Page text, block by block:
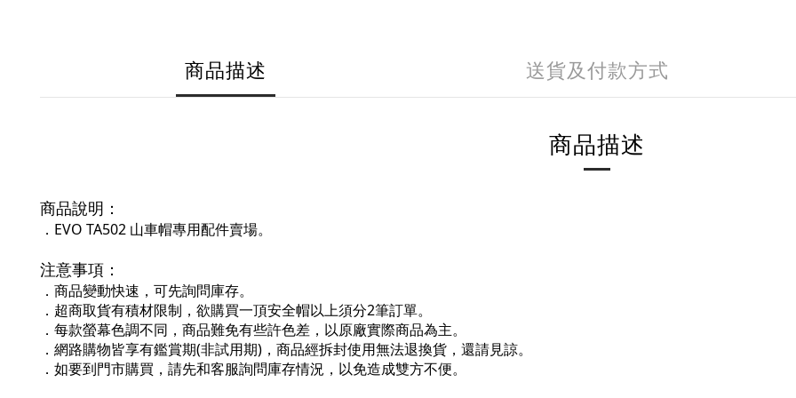
商品描述 送貨及付款方式
商品描述
商品說明：
． EVO TA502 山車帽專用配件賣場。
注意事項：
．商品變動快速，可先詢問庫存。
．超商取貨有積材限制，欲購買一頂安全帽以上須分2筆訂單。
．每款螢幕色調不同，商品難免有些許色差，以原廠實際商品為主。
．網路購物皆享有鑑賞期(非試用期)，商品經拆封使用無法退換貨，還請見諒。
．如要到門市購買，請先和客服詢問庫存情況，以免造成雙方不便。